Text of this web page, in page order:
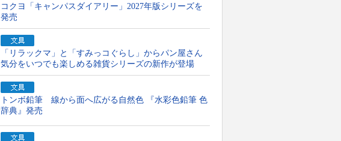
コクヨ「キャンパスダイアリー」2027年版シリーズを
発売
「リラックマ」と「すみっコぐらし」からパン屋さん
気分をいつでも楽しめる雑貨シリーズの新作が登場
トンボ鉛筆 線から面へ広がる自然色 『水彩色鉛筆 色
辞典』発売